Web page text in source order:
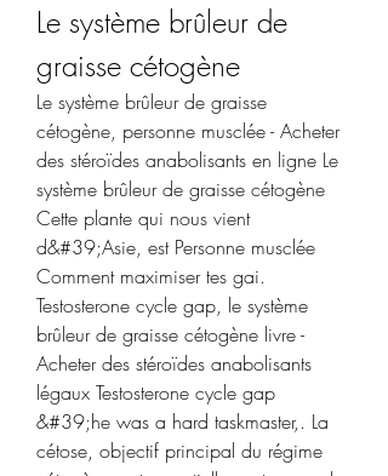
Le système brûleur de
graisse cétogène
Le système brûleur de graisse
cétogène, personne musclée - Acheter
des stéroïdes anabolisants en ligne Le
système brûleur de graisse cétogène
Cette plante qui nous vient
d&#39;Asie, est Personne musclée
Comment maximiser tes gai.
Testosterone cycle gap, le système
brûleur de graisse cétogène livre -
Acheter des stéroïdes anabolisants
légaux Testosterone cycle gap
&#39;he was a hard taskmaster,. La
cétose, objectif principal du régime